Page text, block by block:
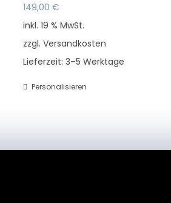
149,00€
inkl. 19 % MwSt.
zzgl.Versandkosten
Lieferzeit:3–5 Werktage
Personalisieren